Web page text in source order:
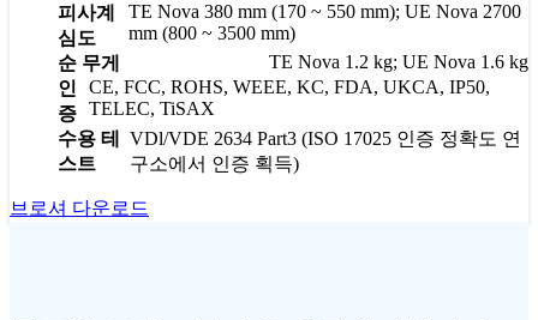
피사계
심도
TE Nova 380 mm (170 ~ 550 mm); UE Nova 2700
mm (800 ~ 3500 mm)
순 무게
TE Nova 1.2 kg; UE Nova 1.6 kg
인
증
CE, FCC, ROHS, WEEE, KC, FDA, UKCA, IP50,
TELEC, TiSAX
수용 테
스트
VDl/VDE 2634 Part3 (ISO 17025 인증 정확도 연
구소에서 인증 획득)
브로셔 다운로드